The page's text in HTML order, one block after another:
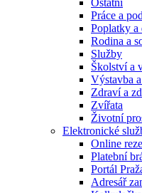
Ostatní
Práce a
Poplatky a
Rodina a
Služby
Školství a
Výstavba
Zdraví a
Zvířata
Životní
Elektronické
Online
Platební
Portál
Adresář